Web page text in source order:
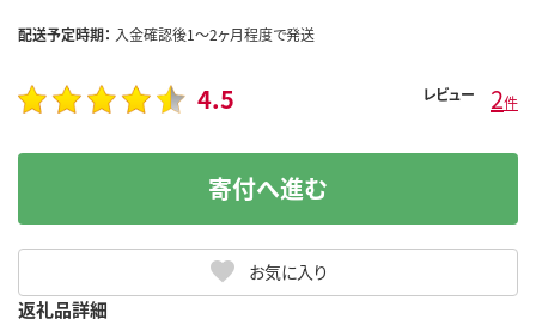
配送予定時期： 入金確認後1～2ヶ月程度で発送
4.5 レビュー 2件
お気に入り
寄付へ進む
返礼品詳細